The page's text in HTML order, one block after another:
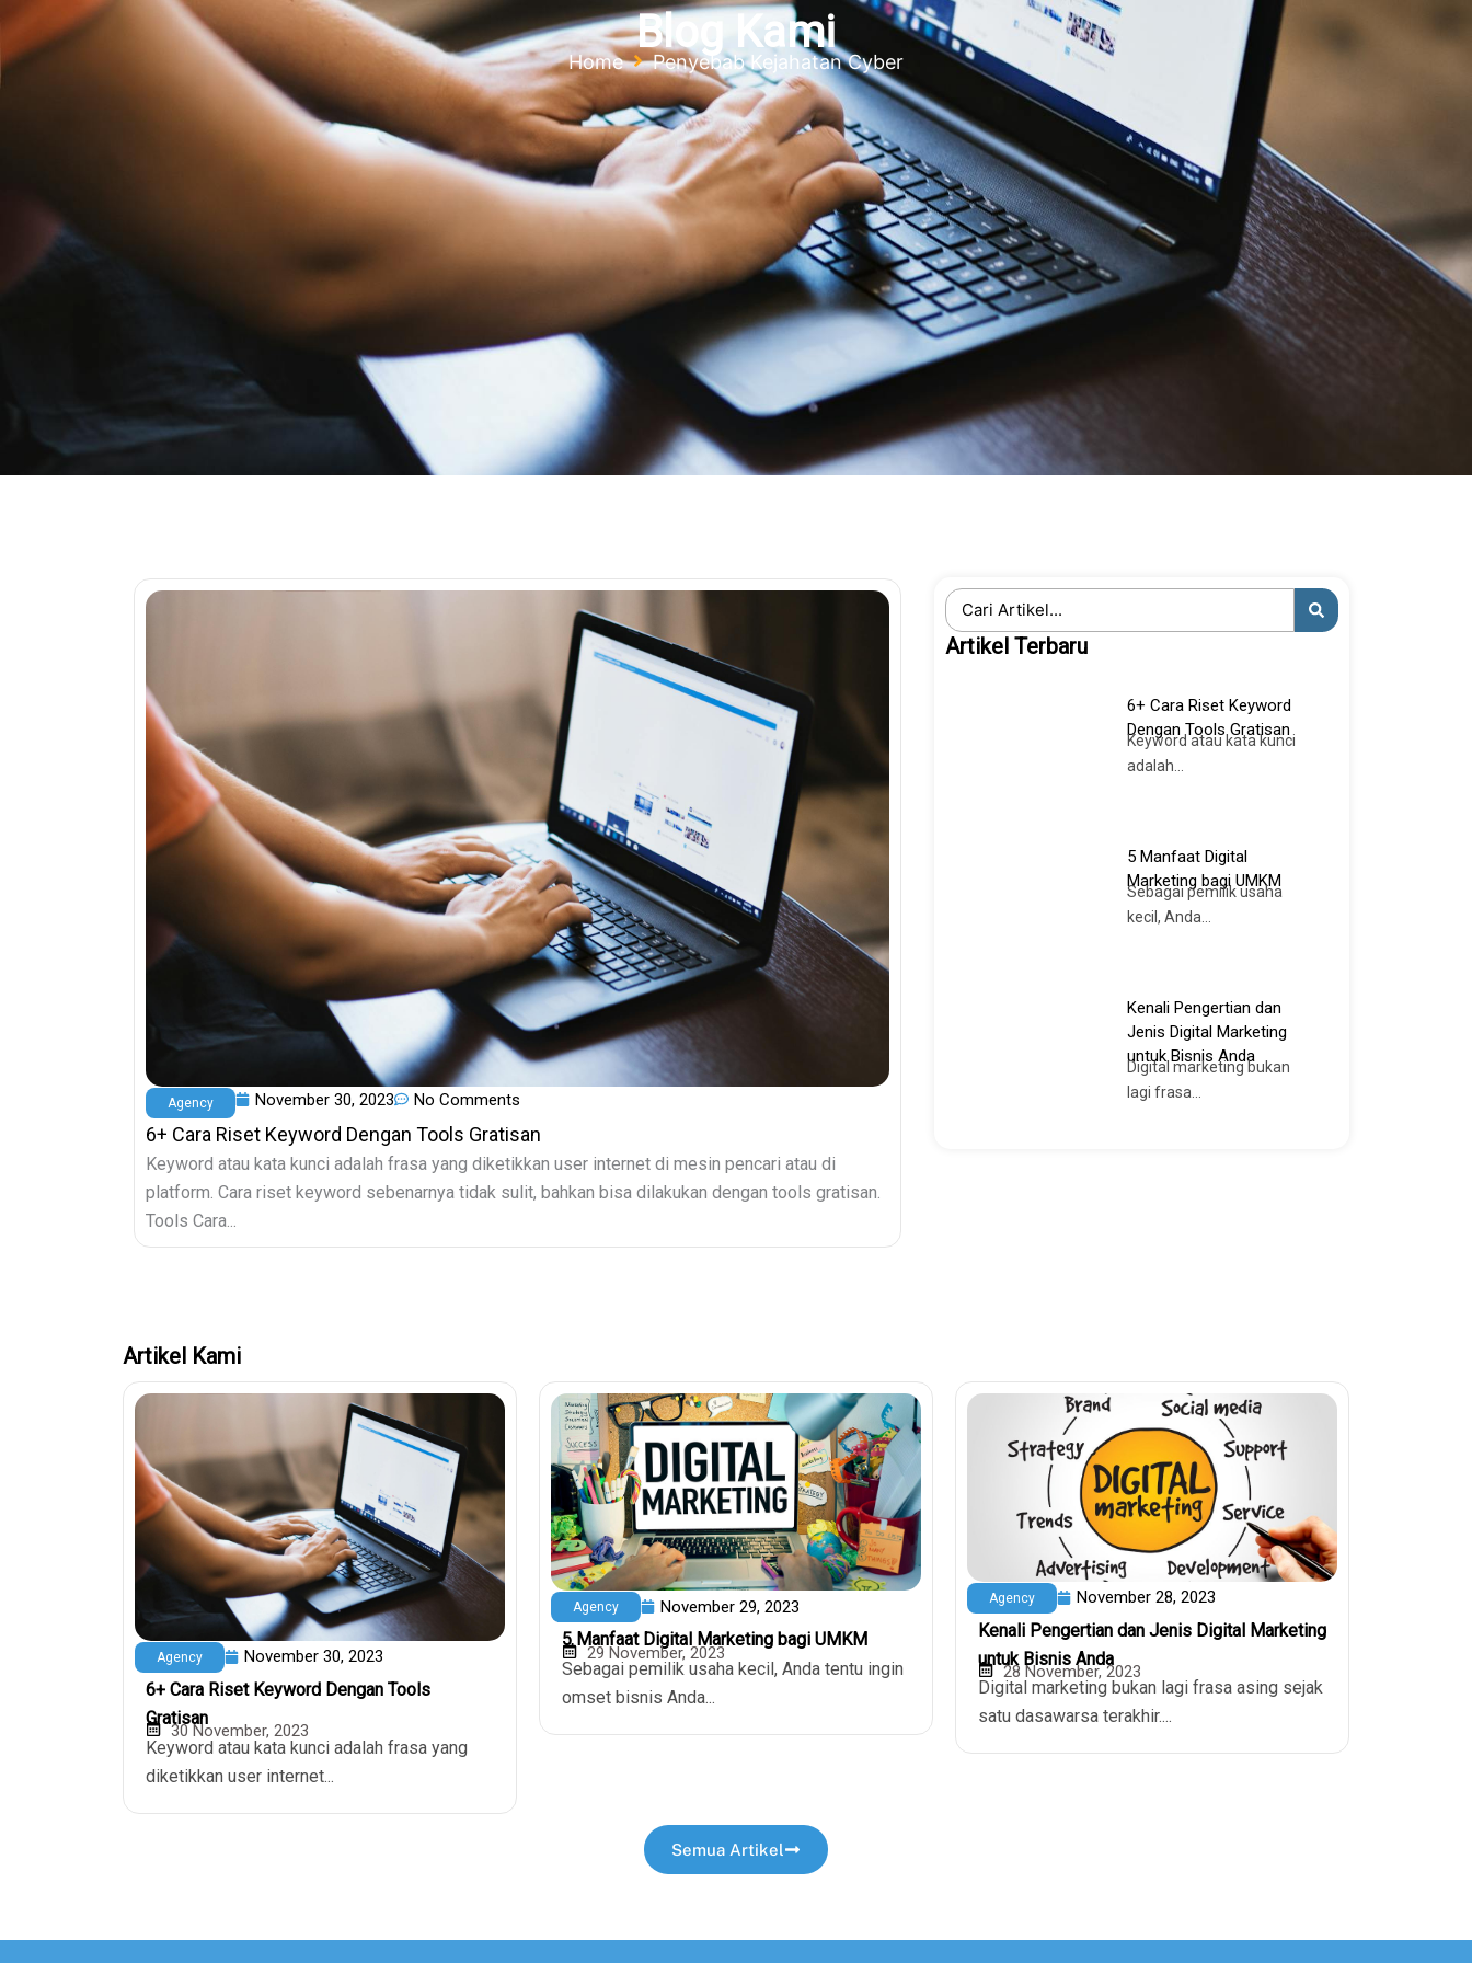
Blog Kami
Home Penyebab Kejahatan Cyber
Agency November 30, 2023 No Comments
6+ Cara Riset Keyword Dengan Tools Gratisan
Keyword atau kata kunci adalah frasa yang diketikkan user internet di mesin pencari atau di
platform. Cara riset keyword sebenarnya tidak sulit, bahkan bisa dilakukan dengan tools gratisan.
Tools Cara...
Search
...
Artikel Terbaru
6+ Cara Riset Keyword
Dengan Tools Gratisan
Keyword atau kata kunci
adalah...
5 Manfaat Digital
Marketing bagi UMKM
Sebagai pemilik usaha
kecil, Anda...
Kenali Pengertian dan
Jenis Digital Marketing
untuk Bisnis Anda
Digital marketing bukan
lagi frasa...
Artikel Kami
Agency November 30, 2023
6+ Cara Riset Keyword Dengan Tools
Gratisan
30 November, 2023
Keyword atau kata kunci adalah frasa yang
diketikkan user internet...
Agency November 29, 2023
5 Manfaat Digital Marketing bagi UMKM
29 November, 2023
Sebagai pemilik usaha kecil, Anda tentu ingin
omset bisnis Anda...
Agency November 28, 2023
Kenali Pengertian dan Jenis Digital Marketing
untuk Bisnis Anda
28 November, 2023
Digital marketing bukan lagi frasa asing sejak
satu dasawarsa terakhir....
Semua Artikel